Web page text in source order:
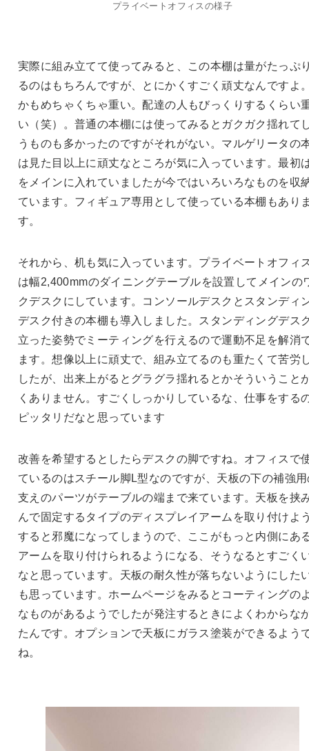
プライベートオフィスの様子
実際に組み立てて使ってみると、この本棚は量がたっぷ
るのはもちろんですが、とにかくすごく頑丈なんですよ
かもめちゃくちゃ重い。配達の人もびっくりするくらい
い（笑）。普通の本棚には使ってみるとガクガク揺れて
うものも多かったのですがそれがない。マルゲリータの
は見た目以上に頑丈なところが気に入っています。最初
をメインに入れていましたが今ではいろいろなものを収
ています。フィギュア専用として使っている本棚もあり
す。
それから、机も気に入っています。プライベートオフィ
は幅2,400mmのダイニングテーブルを設置してメインの
クデスクにしています。コンソールデスクとスタンディ
デスク付きの本棚も導入しました。スタンディングデス
立った姿勢でミーティングを行えるので運動不足を解消
ます。想像以上に頑丈で、組み立てるのも重たくて苦労
したが、出来上がるとグラグラ揺れるとかそういうこと
くありません。すごくしっかりしているな、仕事をする
ピッタリだなと思っています
改善を希望するとしたらデスクの脚ですね。オフィスで
ているのはスチール脚L型なのですが、天板の下の補強
支えのパーツがテーブルの端まで来ています。天板を挟
んで固定するタイプのディスプレイアームを取り付けよ
すると邪魔になってしまうので、ここがもっと内側にあ
アームを取り付けられるようになる、そうなるとすごく
なと思っています。天板の耐久性が落ちないようにした
も思っています。ホームページをみるとコーティングの
なものがあるようでしたが発注するときによくわからな
たんです。オプションで天板にガラス塗装ができるよう
ね。